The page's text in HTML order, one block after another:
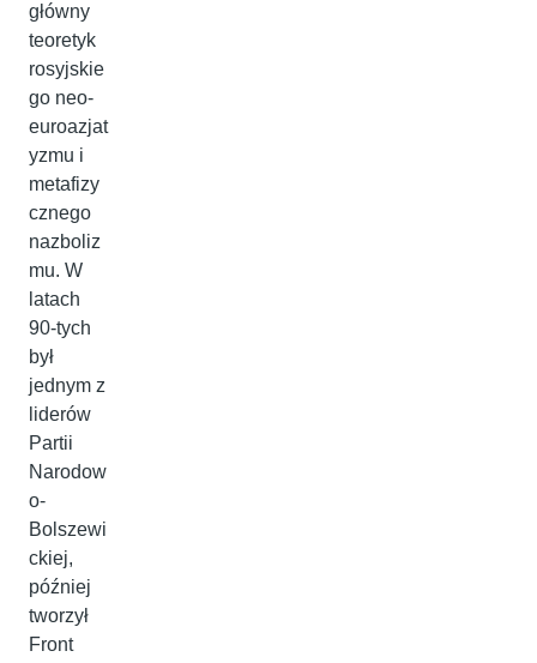
główny
teoretyk
rosyjskie
go neo-
euroazjat
yzmu i
metafizy
cznego
nazboliz
mu. W
latach
90-tych
był
jednym z
liderów
Partii
Narodow
o-
Bolszewi
ckiej,
później
tworzył
Front